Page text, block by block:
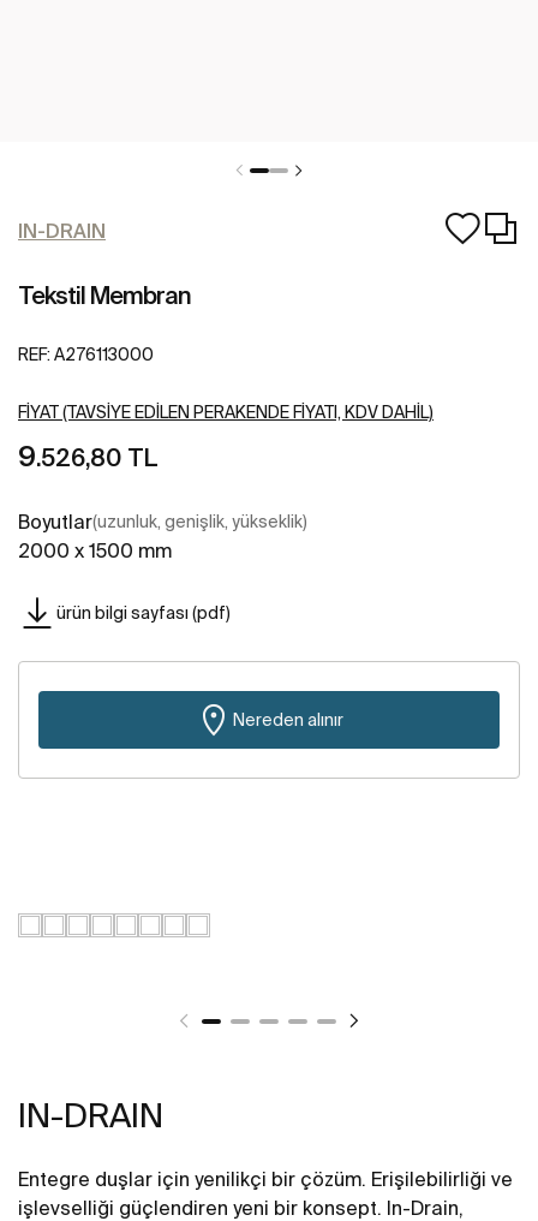
IN-DRAIN
Tekstil Membran
REF: A276113000
FIYAT (TAVSIYE EDILEN PERAKENDE FIYATI, KDV DAHIL)
9.526,80 TL
Boyutlar(uzunluk, genişlik, yükseklik)
2000 x 1500 mm
ürün bilgi sayfası (pdf)
Nereden alınır
IN-DRAIN
Entegre duşlar için yenilikçi bir çözüm. Erişilebilirliği ve
işlevselliği güçlendiren yeni bir konsept. In-Drain,